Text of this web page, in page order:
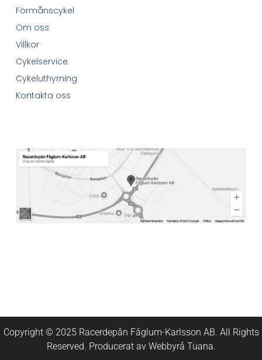
Förmånscykel
Om oss
Villkor
Cykelservice
Cykeluthyrning
Kontakta oss
Copyright © 2025 Racerdepån Fåglum-Karlsson AB. All Rights
Reserved. Producerat av Webbyrå Tuana.​